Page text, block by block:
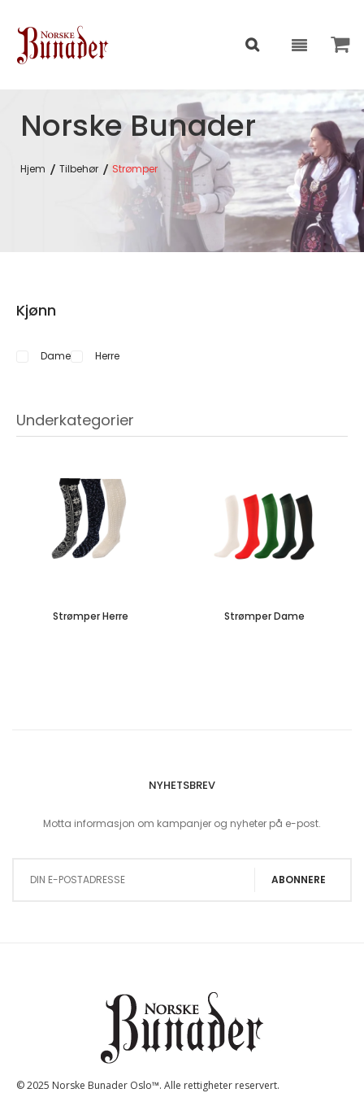
Norske Bunader
Hjem Tilbehør Strømper
Kjønn
Dame Herre
Underkategorier
Strømper Herre Strømper Dame
NYHETSBREV
Motta informasjon om kampanjer og nyheter på e-post.
ABONNERE
© 2025 Norske Bunader Oslo™. Alle rettigheter reservert.